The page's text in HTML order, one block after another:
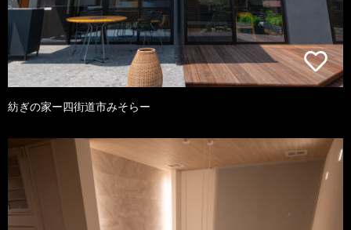
紡ぎの家ー四街道市みそらー